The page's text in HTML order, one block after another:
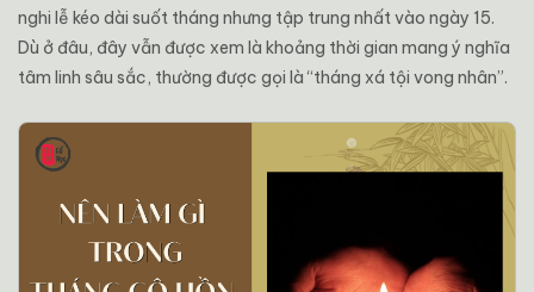
nghi lễ kéo dài suốt tháng nhưng tập trung nhất vào ngày 15.
Dù ở đâu, đây vẫn được xem là khoảng thời gian mang ý nghĩa
tâm linh sâu sắc, thường được gọi là “tháng xá tội vong nhân”.